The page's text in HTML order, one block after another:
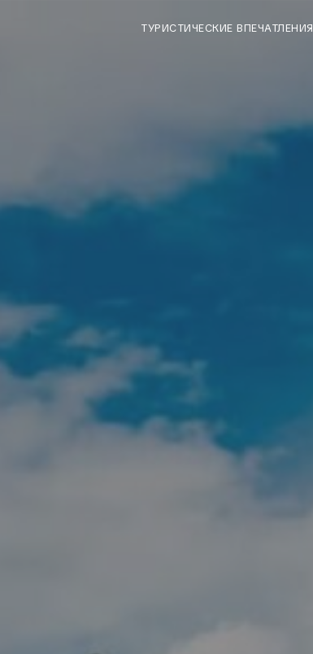
ТУРИСТИЧЕСКИЕ ВПЕЧАТЛЕНИЯ